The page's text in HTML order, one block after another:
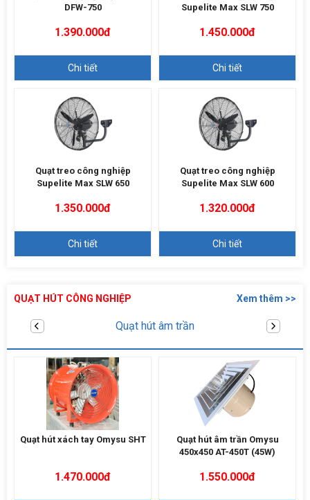
DFW-750
1.390.000đ
Chi tiết
Supelite Max SLW 750
1.450.000đ
Chi tiết
Quạt treo công nghiệp
Supelite Max SLW 650
1.350.000đ
Chi tiết
Quạt treo công nghiệp
Supelite Max SLW 600
1.320.000đ
Chi tiết
QUẠT HÚT CÔNG NGHIỆP Xem thêm >>
Quạt hút thổi xách tay
Quạt hút xách tay Omysu SHT
1.470.000đ
Quạt hút âm trần Omysu
450x450 AT-450T (45W)
1.550.000đ